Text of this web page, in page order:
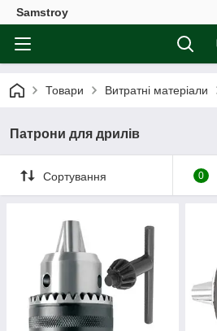
Samstroy
Товари Витратні матеріали
Патрони для дрилів
Сортування 0